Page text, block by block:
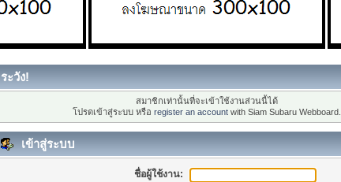
ระวัง!
สมาชิกเท่านั้นที่จะเข้าใช้งานส่วนนี้ได้
โปรดเข้าสู่ระบบ หรือ register an account with Siam Subaru Webboard.
เข้าสู่ระบบ
ชื่อผู้ใช้งาน: